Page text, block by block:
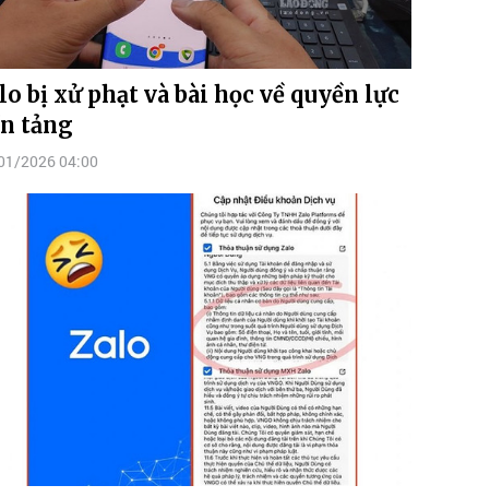
bị xử phạt và bài học về quyền lực
tảng
2026 04:00